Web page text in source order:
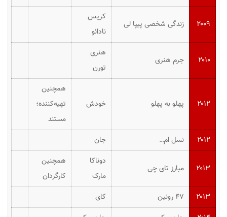
۲۰۰۹ زندگی شخصی پیپا لی
کریس
نادائو
۲۰۱۰ جرم هنری
هنری
تورن
۲۰۱۲ پهلو به پهلو خودش
همچنین
تهیه‌کننده؛
مستند
۲۰۱۲
نسل ام… جان
۲۰۱۳ مبارز تای چی
دوناکا
مارک
همچنین
کارگردان
۲۰۱۳
۴۷ رونین
کای